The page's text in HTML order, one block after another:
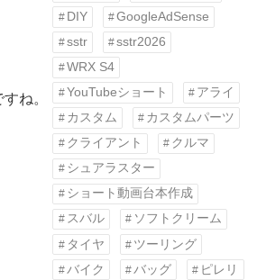
ね。
DIY
GoogleAdSense
sstr
sstr2026
WRX S4
YouTubeショート
アライ
カスタム
カスタムパーツ
クライアント
クルマ
シュアラスター
ショート動画台本作成
スバル
ソフトクリーム
タイヤ
ツーリング
バイク
バッグ
ピレリ